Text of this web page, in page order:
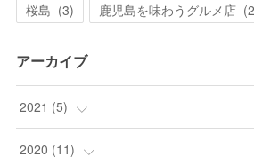
桜島 (3) 鹿児島を味わうグルメ店 (
アーカイブ
2021 (5)
( 5)
2020 (11)